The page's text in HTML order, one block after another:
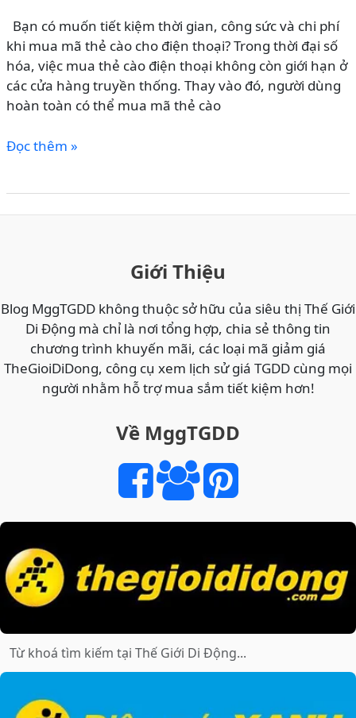
Bạn có muốn tiết kiệm thời gian, công sức và chi phí
khi mua mã thẻ cào cho điện thoại? Trong thời đại số
hóa, việc mua thẻ cào điện thoại không còn giới hạn ở
các cửa hàng truyền thống. Thay vào đó, người dùng
hoàn toàn có thể mua mã thẻ cào
CÁCH
GIÁ
NHẤT
VIETTEL,
MOBI,
Đọc thêm »
Giới Thiệu
Blog MggTGDD không thuộc sở hữu của siêu thị Thế Giới
Di Động mà chỉ là nơi tổng hợp, chia sẻ thông tin
chương trình khuyến mãi, các loại mã giảm giá
TheGioiDiDong, công cụ xem lịch sử giá TGDD cùng mọi
người nhằm hỗ trợ mua sắm tiết kiệm hơn!
Về MggTGDD